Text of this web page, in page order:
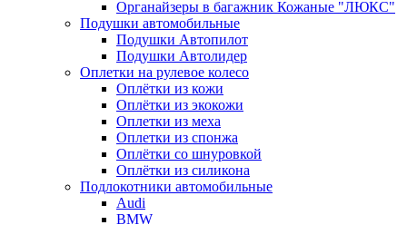
Органайзеры в багажник Кожаные "ЛЮКС"
Подушки автомобильные
Подушки Автопилот
Подушки Автолидер
Оплетки на рулевое колесо
Оплётки из кожи
Оплётки из экокожи
Оплетки из меха
Оплетки из спонжа
Оплётки со шнуровкой
Оплётки из силикона
Подлокотники автомобильные
Audi
BMW